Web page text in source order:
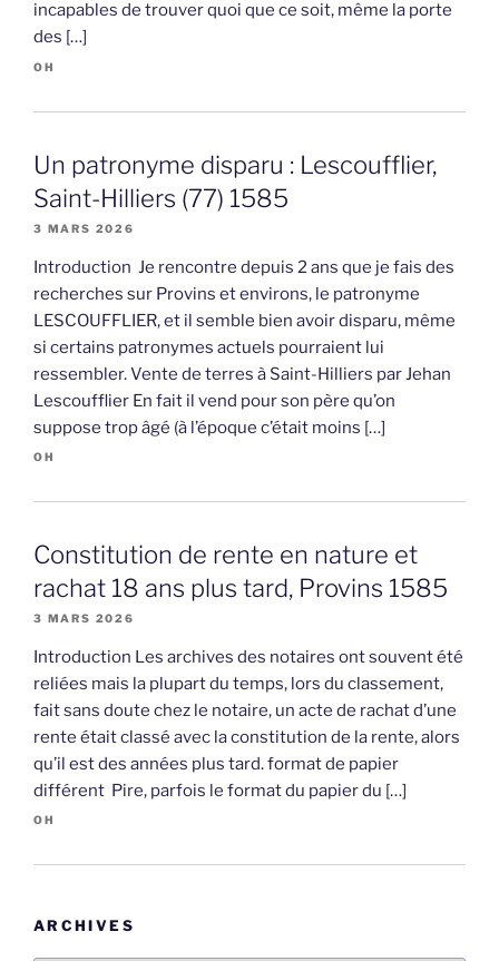
incapables de trouver quoi que ce soit, même la porte
des […]
OH
Un patronyme disparu : Lescoufflier,
Saint-Hilliers (77) 1585
3 MARS 2026
Introduction Je rencontre depuis 2 ans que je fais des
recherches sur Provins et environs, le patronyme
LESCOUFFLIER, et il semble bien avoir disparu, même
si certains patronymes actuels pourraient lui
ressembler. Vente de terres à Saint-Hilliers par Jehan
Lescoufflier En fait il vend pour son père qu’on
suppose trop âgé (à l’époque c’était moins […]
OH
Constitution de rente en nature et
rachat 18 ans plus tard, Provins 1585
3 MARS 2026
Introduction Les archives des notaires ont souvent été
reliées mais la plupart du temps, lors du classement,
fait sans doute chez le notaire, un acte de rachat d’une
rente était classé avec la constitution de la rente, alors
qu’il est des années plus tard. format de papier
différent Pire, parfois le format du papier du […]
OH
ARCHIVES